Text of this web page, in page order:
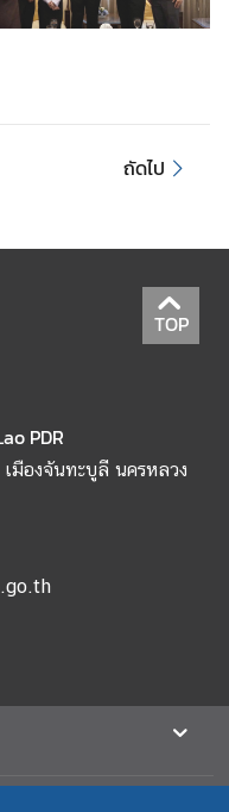
ถัดไป
TOP
PDR
มืองจันทะบูลี นครหลวง